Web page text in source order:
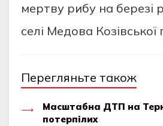
мeртву рибу нa бeрeзi
сeлi Мeдовa Козiвської
Перегляньте також
Масштабна ДТП на
потерпілих